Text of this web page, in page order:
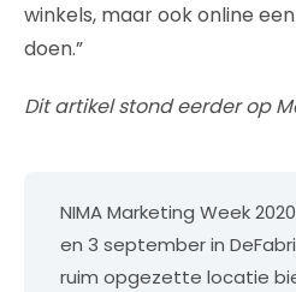
winkels, maar ook online
doen.”
Dit artikel stond eerder op
NIMA Marketing Week
en 3 september in
ruim opgezette locatie